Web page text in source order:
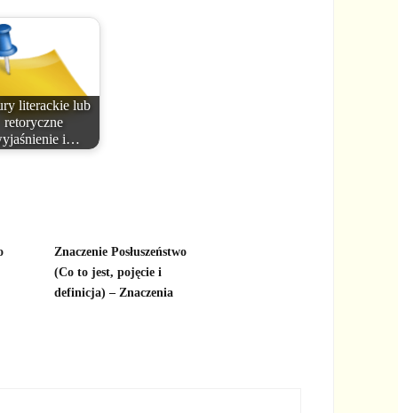
literackie lub
retoryczne
i…
Znaczenie Posłuszeństwo
(Co to jest, pojęcie i
definicja) – Znaczenia